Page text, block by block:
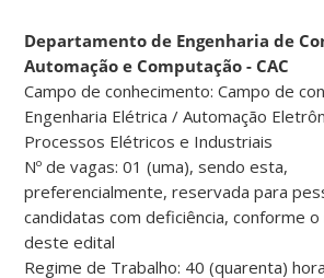
Departamento de Engenharia de
Automação e Computação - CAC
Campo de conhecimento: Campo de
Engenharia Elétrica / Automação
Processos Elétricos e Industriais
Nº de vagas: 01 (uma), sendo esta,
preferencialmente, reservada para
candidatas com deficiência, conforme
deste edital
Regime de Trabalho: 40 (quarenta)